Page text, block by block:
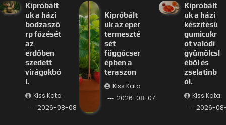
Kipróbált
uk a házi
bodzaszö
rp főzését
az
erdőben
szedett
virágokbó
l.
Kiss Kata
2026-08-08
Kipróbált
uk az eper
termeszté
sét
függőcser
épben a
teraszon
Kiss Kata
2026-08-07
Kipróbált
uk a házi
készítésű
gumicukr
ot valódi
gyümölcsl
éből és
zselatinb
ól.
Kiss Kata
2026-